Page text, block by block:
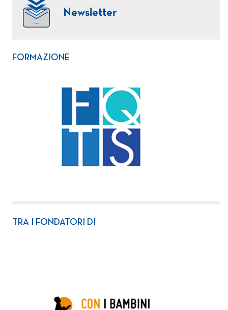
Newsletter
FORMAZIONE
TRA I FONDATORI DI